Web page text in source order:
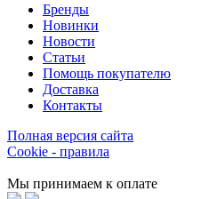
Бренды
Новинки
Новости
Статьи
Помощь покупателю
Доставка
Контакты
Полная версия сайта
Cookie - правила
Мы принимаем к оплате